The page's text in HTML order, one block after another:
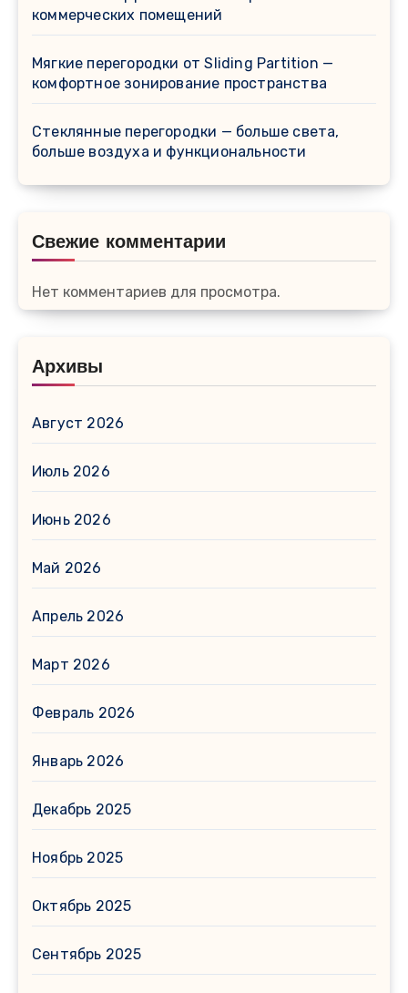
коммерческих помещений
Мягкие перегородки от Sliding Partition —
комфортное зонирование пространства
Стеклянные перегородки — больше света,
больше воздуха и функциональности
Свежие комментарии
Нет комментариев для просмотра.
Архивы
Август 2026
Июль 2026
Июнь 2026
Май 2026
Апрель 2026
Март 2026
Февраль 2026
Январь 2026
Декабрь 2025
Ноябрь 2025
Октябрь 2025
Сентябрь 2025